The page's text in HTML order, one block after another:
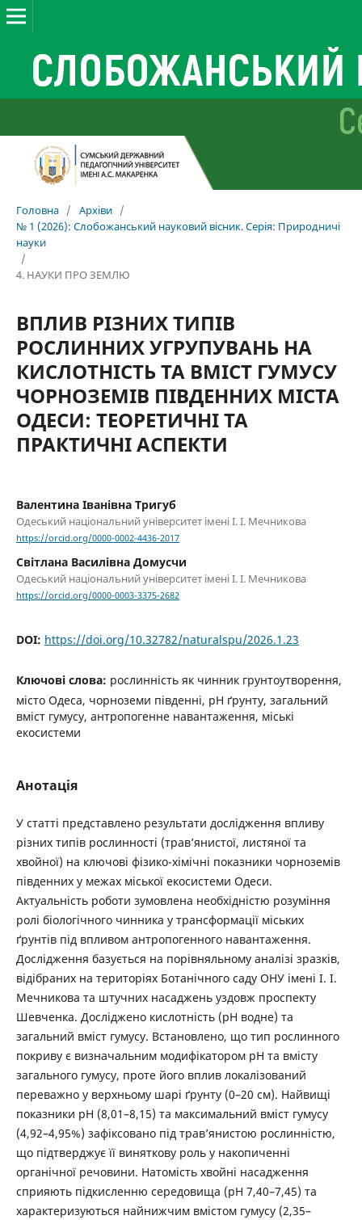
Головна / Архіви /
№ 1 (2026): Слобожанський науковий вісник. Серія: Природничі
науки
/
4. НАУКИ ПРО ЗЕМЛЮ
ВПЛИВ РІЗНИХ ТИПІВ
РОСЛИННИХ УГРУПУВАНЬ НА
КИСЛОТНІСТЬ ТА ВМІСТ ГУМУСУ
ЧОРНОЗЕМІВ ПІВДЕННИХ МІСТА
ОДЕСИ: ТЕОРЕТИЧНІ ТА
ПРАКТИЧНІ АСПЕКТИ
Валентина Іванівна Тригуб
Одеський національний університет імені I. I. Мечникова
https://orcid.org/0000-0002-4436-2017
Світлана Василівна Домусчи
Одеський національний університет імені I. I. Мечникова
https://orcid.org/0000-0003-3375-2682
DOI: https://doi.org/10.32782/naturalspu/2026.1.23
Ключові слова: рослинність як чинник грунтоутворення,
місто Одеса, чорноземи південні, pH ґрунту, загальний
вміст гумусу, антропогенне навантаження, міські
екосистеми
Анотація
У статті представлено результати дослідження впливу
різних типів рослинності (трав’янистої, листяної та
хвойної) на ключові фізико-хімічні показники чорноземів
південних у межах міської екосистеми Одеси.
Актуальність роботи зумовлена необхідністю розуміння
ролі біологічного чинника у трансформації міських
ґрунтів під впливом антропогенного навантаження.
Дослідження базується на порівняльному аналізі зразків,
відібраних на територіях Ботанічного саду ОНУ імені І. І.
Мечникова та штучних насаджень уздовж проспекту
Шевченка. Досліджено кислотність (рН водне) та
загальний вміст гумусу. Встановлено, що тип рослинного
покриву є визначальним модифікатором рН та вмісту
загального гумусу, проте його вплив локалізований
переважно у верхньому шарі ґрунту (0–20 см). Найвищі
показники рН (8,01–8,15) та максимальний вміст гумусу
(4,92–4,95%) зафіксовано під трав’янистою рослинністю,
що підтверджує її виняткову роль у накопиченні
органічної речовини. Натомість хвойні насадження
сприяють підкисленню середовища (рН 7,40–7,45) та
характеризуються найнижчим вмістом гумусу (2,35–